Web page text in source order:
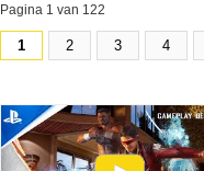
Pagina 1 van 122
1 2 3 4